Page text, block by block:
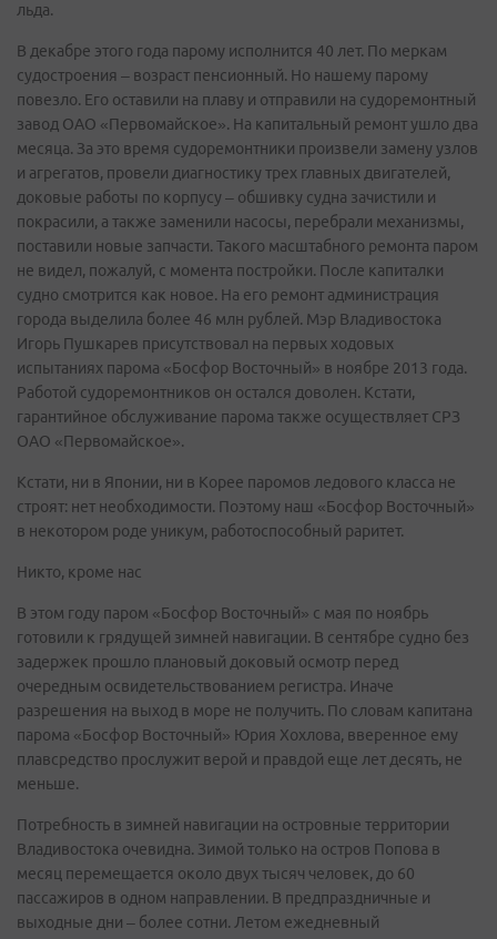
льда.
В декабре этого года парому исполнится 40 лет. По меркам
судостроения – возраст пенсионный. Но нашему парому
повезло. Его оставили на плаву и отправили на судоремонтный
завод ОАО «Первомайское». На капитальный ремонт ушло два
месяца. За это время судоремонтники произвели замену узлов
и агрегатов, провели диагностику трех главных двигателей,
доковые работы по корпусу – обшивку судна зачистили и
покрасили, а также заменили насосы, перебрали механизмы,
поставили новые запчасти. Такого масштабного ремонта паром
не видел, пожалуй, с момента постройки. После капиталки
судно смотрится как новое. На его ремонт администрация
города выделила более 46 млн рублей. Мэр Владивостока
Игорь Пушкарев присутствовал на первых ходовых
испытаниях парома «Босфор Восточный» в ноябре 2013 года.
Работой судоремонтников он остался доволен. Кстати,
гарантийное обслуживание парома также осуществляет СРЗ
ОАО «Первомайское».
Кстати, ни в Японии, ни в Корее паромов ледового класса не
строят: нет необходимости. Поэтому наш «Босфор Восточный»
в некотором роде уникум, работоспособный раритет.
Никто, кроме нас
В этом году паром «Босфор Восточный» с мая по ноябрь
готовили к грядущей зимней навигации. В сентябре судно без
задержек прошло плановый доковый осмотр перед
очередным освидетельствованием регистра. Иначе
разрешения на выход в море не получить. По словам капитана
парома «Босфор Восточный» Юрия Хохлова, вверенное ему
плавсредство прослужит верой и правдой еще лет десять, не
меньше.
Потребность в зимней навигации на островные территории
Владивостока очевидна. Зимой только на остров Попова в
месяц перемещается около двух тысяч человек, до 60
пассажиров в одном направлении. В предпраздничные и
выходные дни – более сотни. Летом ежедневный